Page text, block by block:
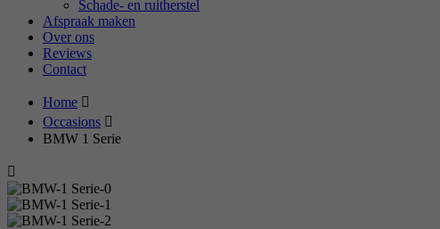
Schade- en ruitherstel
Afspraak maken
Over ons
Reviews
Contact
Home
Occasions
BMW 1 Serie